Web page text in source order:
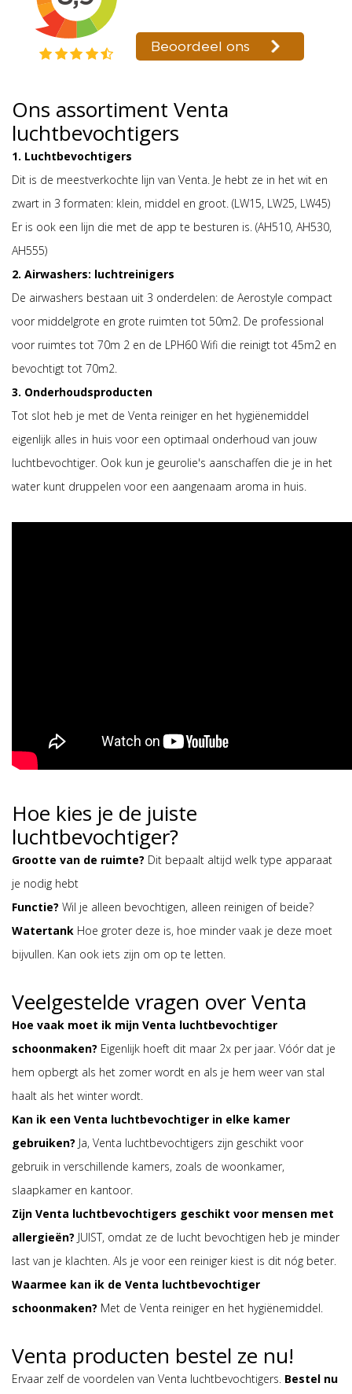
Ons assortiment Venta
luchtbevochtigers
1. Luchtbevochtigers
Dit is de meestverkochte lijn van Venta. Je hebt ze in het wit en
zwart in 3 formaten: klein, middel en groot. (LW15, LW25, LW45)
Er is ook een lijn die met de app te besturen is. (AH510, AH530,
AH555)
2. Airwashers: luchtreinigers
De airwashers bestaan uit 3 onderdelen: de Aerostyle compact
voor middelgrote en grote ruimten tot 50m2. De professional
voor ruimtes tot 70m 2 en de LPH60 Wifi die reinigt tot 45m2 en
bevochtigt tot 70m2.
3. Onderhoudsproducten
Tot slot heb je met de Venta reiniger en het hygiënemiddel
eigenlijk alles in huis voor een optimaal onderhoud van jouw
luchtbevochtiger. Ook kun je geurolie's aanschaffen die je in het
water kunt druppelen voor een aangenaam aroma in huis.
Hoe kies je de juiste
luchtbevochtiger?
Grootte van de ruimte? Dit bepaalt altijd welk type apparaat
je nodig hebt
Functie? Wil je alleen bevochtigen, alleen reinigen of beide?
Watertank Hoe groter deze is, hoe minder vaak je deze moet
bijvullen. Kan ook iets zijn om op te letten.
Veelgestelde vragen over Venta
Hoe vaak moet ik mijn Venta luchtbevochtiger
schoonmaken? Eigenlijk hoeft dit maar 2x per jaar. Vóór dat je
hem opbergt als het zomer wordt en als je hem weer van stal
haalt als het winter wordt.
Kan ik een Venta luchtbevochtiger in elke kamer
gebruiken? Ja, Venta luchtbevochtigers zijn geschikt voor
gebruik in verschillende kamers, zoals de woonkamer,
slaapkamer en kantoor.
Zijn Venta luchtbevochtigers geschikt voor mensen met
allergieën? JUIST, omdat ze de lucht bevochtigen heb je minder
last van je klachten. Als je voor een reiniger kiest is dit nóg beter.
Waarmee kan ik de Venta luchtbevochtiger
schoonmaken? Met de Venta reiniger en het hygiënemiddel.
Venta producten bestel ze nu!
Ervaar zelf de voordelen van Venta luchtbevochtigers. Bestel nu